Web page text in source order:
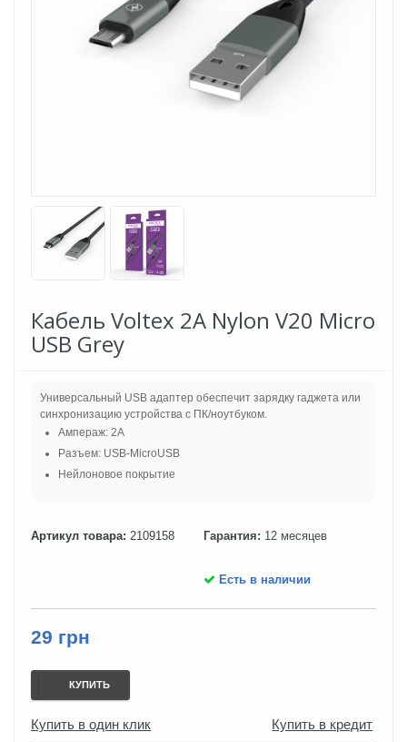
Кабель Voltex 2A Nylon V20 Micro
USB Grey
Универсальный USB адаптер обеспечит зарядку гаджета или
синхронизацию устройства с ПК/ноутбуком.
Ампераж: 2A
Разъем: USB-MicroUSB
Нейлоновое покрытие
Артикул товара: 2109158 Гарантия: 12 месяцев
Есть в наличии
29 грн
КУПИТЬ
Купить в один клик Купить в кредит